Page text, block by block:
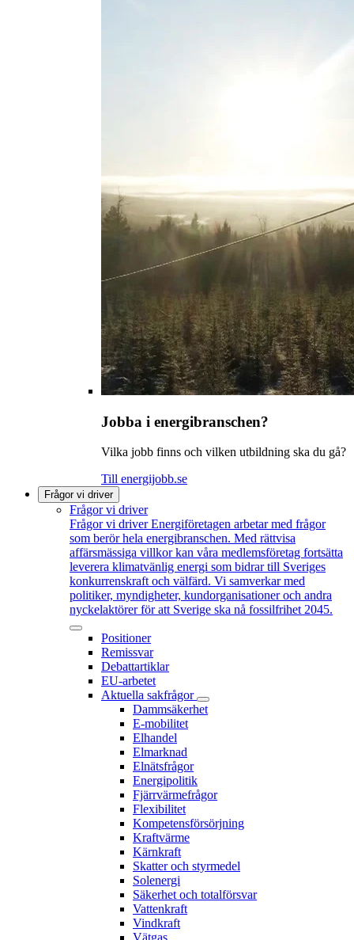
Jobba i energibranschen?
Vilka jobb finns och vilken utbildning ska du gå?
Till energijobb.se
Frågor vi driver
Frågor vi driver
Frågor vi driver Energiföretagen arbetar med frågor
som berör hela energibranschen. Med rättvisa
affärsmässiga villkor kan våra medlemsföretag fortsätta
leverera klimatvänlig energi som bidrar till Sveriges
konkurrenskraft och välfärd. Vi samverkar med
politiker, myndigheter, kundorganisationer och andra
nyckelaktörer för att Sverige ska nå fossilfrihet 2045.
Positioner
Remissvar
Debattartiklar
EU-arbetet
Aktuella sakfrågor
Dammsäkerhet
E-mobilitet
Elhandel
Elmarknad
Elnätsfrågor
Energipolitik
Fjärrvärmefrågor
Flexibilitet
Kompetensförsörjning
Kraftvärme
Kärnkraft
Skatter och styrmedel
Solenergi
Säkerhet och totalförsvar
Vattenkraft
Vindkraft